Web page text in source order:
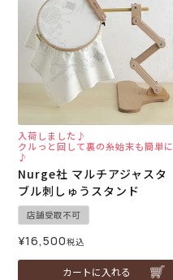
入荷しました♪
クルっと回して裏の糸始末も簡単に
♪
Nurge社 マルチアジャスタ
ブル刺しゅうスタンド
店舗受取不可
¥16,500税込
カートに入れる